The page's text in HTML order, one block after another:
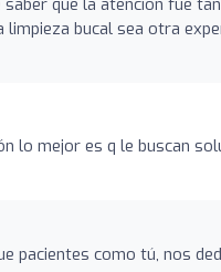
que la atención fue
bucal sea otra
lo mejor es q le buscan
pacientes como tú, nos